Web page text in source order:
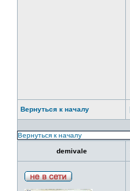
Вернуться к началу
Вернуться к началу
demivale